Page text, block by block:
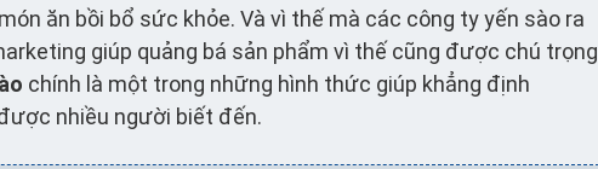
ăn bồi bổ sức khỏe. Và vì thế mà các công ty yến sào ra
giúp quảng bá sản phẩm vì thế cũng được chú trọng
chính là một trong những hình thức giúp khẳng định
nhiều người biết đến.